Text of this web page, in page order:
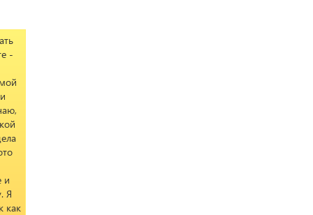
-
и
Я
как